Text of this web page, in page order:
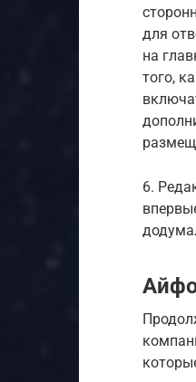
для
на
того,
6.